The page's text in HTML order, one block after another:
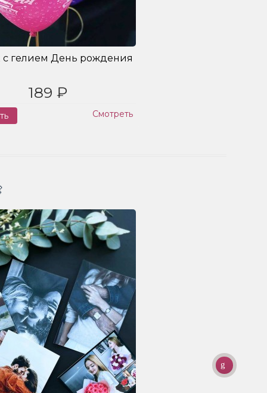
гелием День рождения
189 ₽
Смотреть